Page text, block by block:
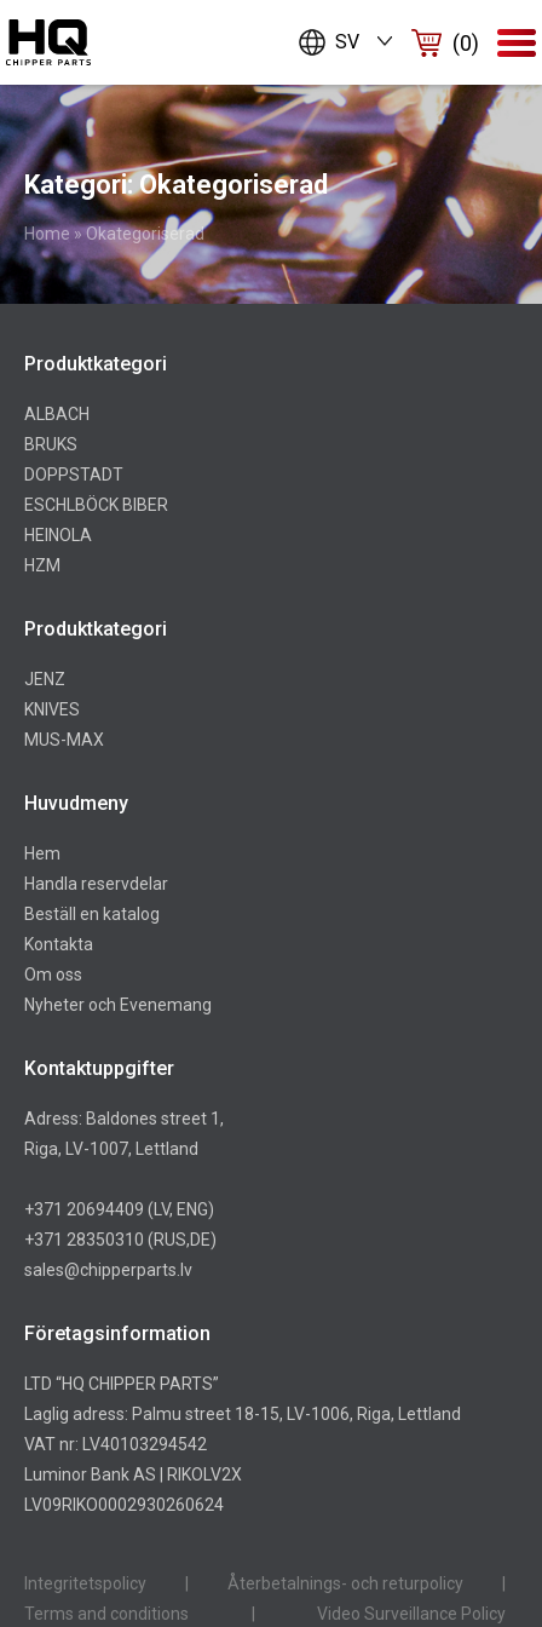
SV (0)
Kategori:Okategoriserad
Home » Okategoriserad
Produktkategori
ALBACH
BRUKS
DOPPSTADT
ESCHLBÖCK BIBER
HEINOLA
HZM
Produktkategori
JENZ
KNIVES
MUS-MAX
Huvudmeny
Hem
Handla reservdelar
Beställ en katalog
Kontakta
Om oss
Nyheter och Evenemang
Kontaktuppgifter
Adress: Baldones street 1,
Riga, LV-1007, Lettland
+371 20694409 (LV, ENG)
+371 28350310 (RUS,DE)
sales@chipperparts.lv
Företagsinformation
LTD “HQ CHIPPER PARTS”
Laglig adress: Palmu street 18-15, LV-1006, Riga, Lettland
VAT nr: LV40103294542
Luminor Bank AS | RIKOLV2X
LV09RIKO0002930260624
Integritetspolicy Återbetalnings- och returpolicy
Terms and conditions
Video Surveillance Policy